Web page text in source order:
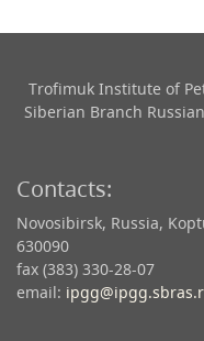
Trofimuk Institute of
Siberian Branch
Contacts:
Novosibirsk, Russia,
630090
fax (383) 330-28-07
email: